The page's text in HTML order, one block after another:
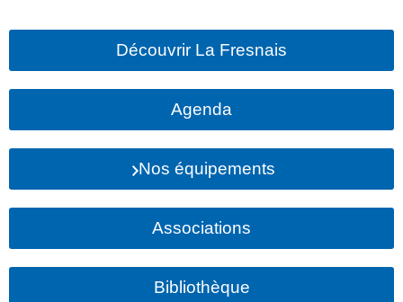
Découvrir La Fresnais
Agenda
Nos équipements
Associations
Bibliothèque